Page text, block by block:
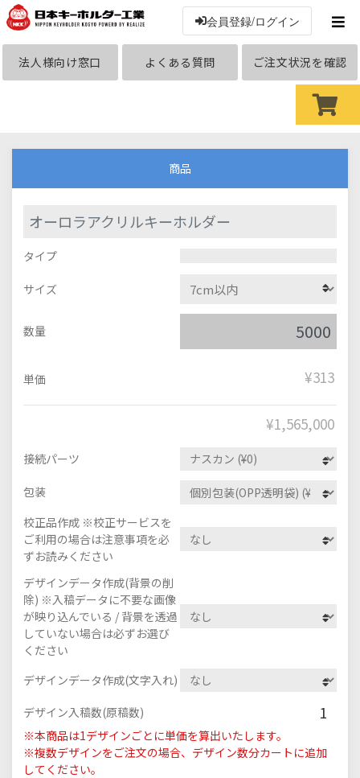
会員登録/ログイン
法人様向け窓口 よくある質問 ご注文状況を確認
商品
オーロラアクリルキーホルダー
タイプ
サイズ
数量
単価 ¥313
¥1,565,000
接続パーツ
包装
校正品作成 ※校正サービスを
ご利用の場合は注意事項を必
ずお読みください
デザインデータ作成(背景の削
除) ※入稿データに不要な画像
が映り込んでいる / 背景を透過
していない場合は必ずお選び
ください
デザインデータ作成(文字入れ)
デザイン入稿数(原稿数) 1
※本商品は1デザインごとに単価を算出いたします。
※複数デザインをご注文の場合、デザイン数分カートに追加
してください。